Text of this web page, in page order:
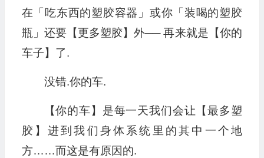
在「吃东西的塑胶容器」或你「装喝的塑胶
瓶」还要【更多塑胶】外── 再来就是【你的
车子】了.
没错.你的车.
【你的车】是每一天我们会让【最多塑
胶】进到我们身体系统里的其中一个地
方……而这是有原因的.